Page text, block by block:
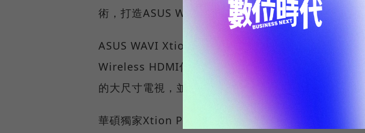
術，打造ASUS WAVI Xtion—全球唯一的個人電腦專
ASUS WAVI Xtion包含WAVI無線多媒體傳輸裝置以
Wireless HDMI傳輸技術(WHDI)，可以將房間裡的
的大尺寸電視，並且以體感手勢遙控操作，讓過程更輕
華碩獨家Xtion Portal使用者介面提供直覺的操作方式